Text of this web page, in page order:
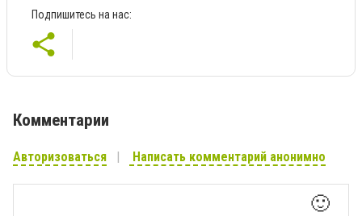
Подпишитесь на нас:
Комментарии
Авторизоваться Написать комментарий анонимно
🙂